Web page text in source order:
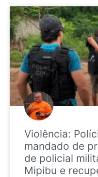
Violência:
mandado de
de policial
Mipibu e